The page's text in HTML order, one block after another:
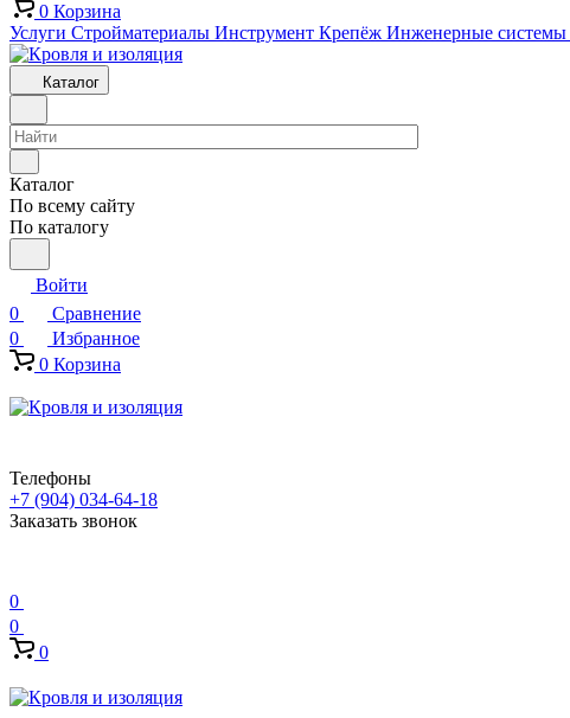
0 Корзина
Услуги Стройматериалы Инструмент Крепёж Инженерные системы
Каталог
Каталог
По всему сайту
По каталогу
Войти
0
Сравнение
0
Избранное
0 Корзина
Телефоны
+7 (904) 034-64-18
Заказать звонок
0
0
0